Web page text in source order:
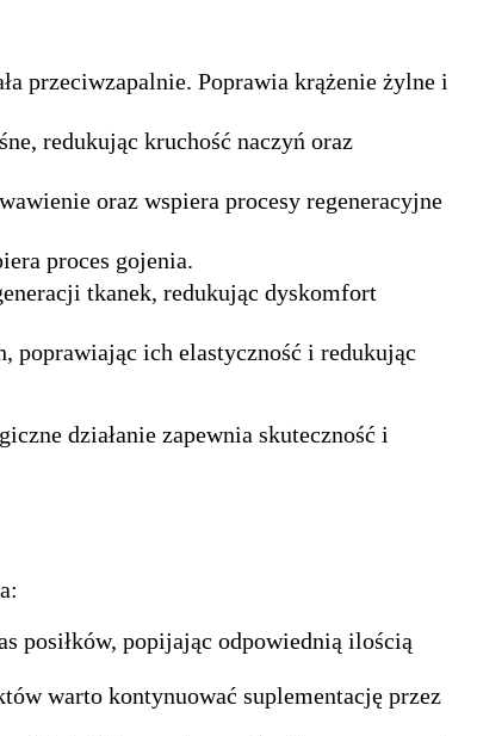
przeciwzapalnie. Poprawia krążenie żylne i
redukując kruchość naczyń oraz
oraz wspiera procesy regeneracyjne
proces gojenia.
tkanek, redukując dyskomfort
poprawiając ich elastyczność i redukując
działanie zapewnia skuteczność i
posiłków, popijając odpowiednią ilością
warto kontynuować suplementację przez